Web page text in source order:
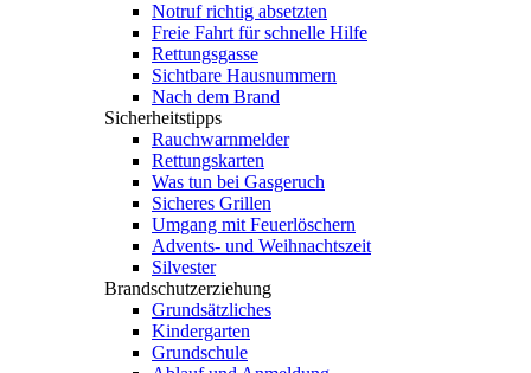
Notruf richtig absetzten
Freie Fahrt für schnelle Hilfe
Rettungsgasse
Sichtbare Hausnummern
Nach dem Brand
Sicherheitstipps
Rauchwarnmelder
Rettungskarten
Was tun bei Gasgeruch
Sicheres Grillen
Umgang mit Feuerlöschern
Advents- und Weihnachtszeit
Silvester
Brandschutzerziehung
Grundsätzliches
Kindergarten
Grundschule